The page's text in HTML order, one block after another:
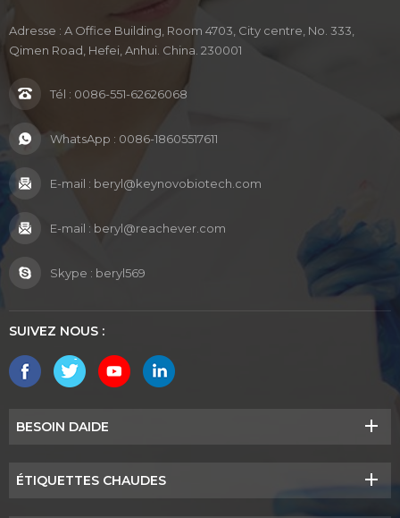
Adresse : A Office Building, Room 4703, City centre, No. 333,
Qimen Road, Hefei, Anhui. China. 230001
Tél : 0086-551-62626068
WhatsApp : 0086-18605517611
E-mail : beryl@keynovobiotech.com
E-mail : beryl@reachever.com
Skype : beryl569
SUIVEZ NOUS :
BESOIN DAIDE
ÉTIQUETTES CHAUDES